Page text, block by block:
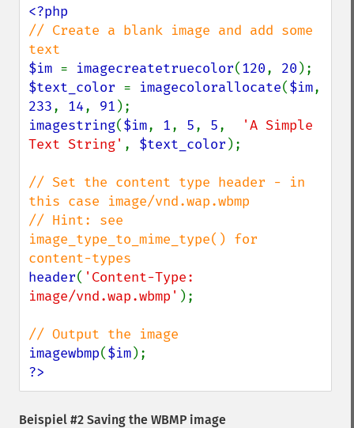
// Create a blank image and add some
$im = imagecreatetruecolor(120, 20
$text_color = imagecolorallocate($im
233, 14, 91
imagestring($im, 1, 5, 5,
'A Simple
Text String' , $text_color );
// Set the content type header - in
this case image/vnd.wap.wbmp
// Hint: see
image_type_to_mime_type() for
header( 'Content-Type:
image/vnd.wap.wbmp' );
imagewbmp($im
?>
Beispiel #2 Saving the WBMP image